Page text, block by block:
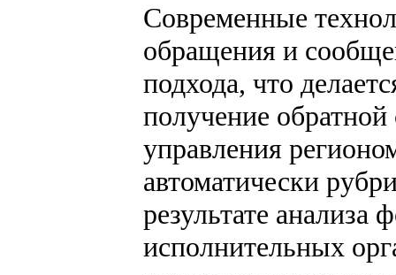
Современные
обращения и
подхода, что
получение
управления
автоматически
результате
исполнительных